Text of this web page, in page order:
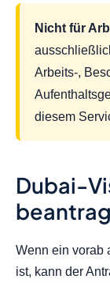
Nicht für
Arbeits-,
diesem
Dubai-
Wenn ein vorab
ist, kann der